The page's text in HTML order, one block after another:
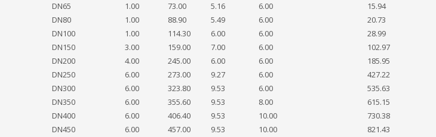
DN65
1.00 73.00 5.16 6.00
15.94
DN80
1.00 88.90 5.49 6.00
20.73
DN100
1.00 114.30 6.00 6.00
28.99
DN150
3.00 159.00 7.00 6.00
102.97
DN200
4.00 245.00 6.00 6.00
185.95
DN250
6.00 273.00 9.27 6.00
427.22
DN300
6.00 323.80 9.53 6.00
535.63
DN350
6.00 355.60 9.53 8.00
615.15
DN400
6.00 406.40 9.53 10.00
730.38
DN450
6.00 457.00 9.53 10.00
821.43